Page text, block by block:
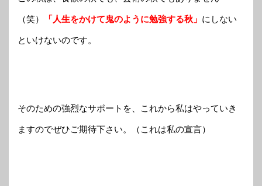
（笑） 「人生をかけて鬼のように勉強する秋」 にしない
といけないのです。
そのための強烈なサポートを、これから私はやっていき
ますのでぜひご期待下さい。（これは私の宣言）